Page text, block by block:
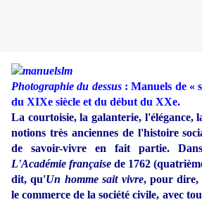
Photographie du dessus: Manuels de «
du XIXe siècle et du début du XXe.
La courtoisie, la galanterie, l'élégance,
notions très anciennes de l'histoire
de savoir-vivre en fait partie.
L'Académie française de 1762
dit, qu'Un homme sait vivre, pour dire,
le commerce de la société civile, avec